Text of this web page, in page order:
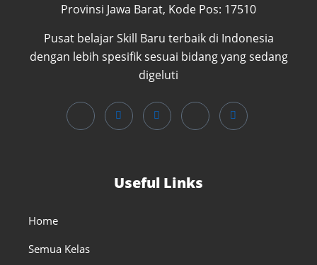
Provinsi Jawa Barat, Kode Pos: 17510
Pusat belajar Skill Baru terbaik di Indonesia
dengan lebih spesifik sesuai bidang yang sedang
digeluti
Useful Links
Home
Semua Kelas